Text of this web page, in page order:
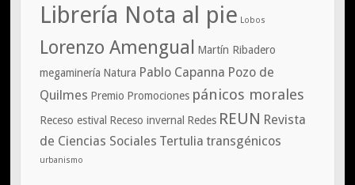
Librería Nota al pie Lobos
Lorenzo Amengual
Martín Ribadero
megaminería Natura Pablo Capanna Pozo de
Quilmes Premio Promociones pánicos morales
Receso estival Receso invernal Redes REUN Revista
de Ciencias Sociales Tertulia transgénicos
urbanismo